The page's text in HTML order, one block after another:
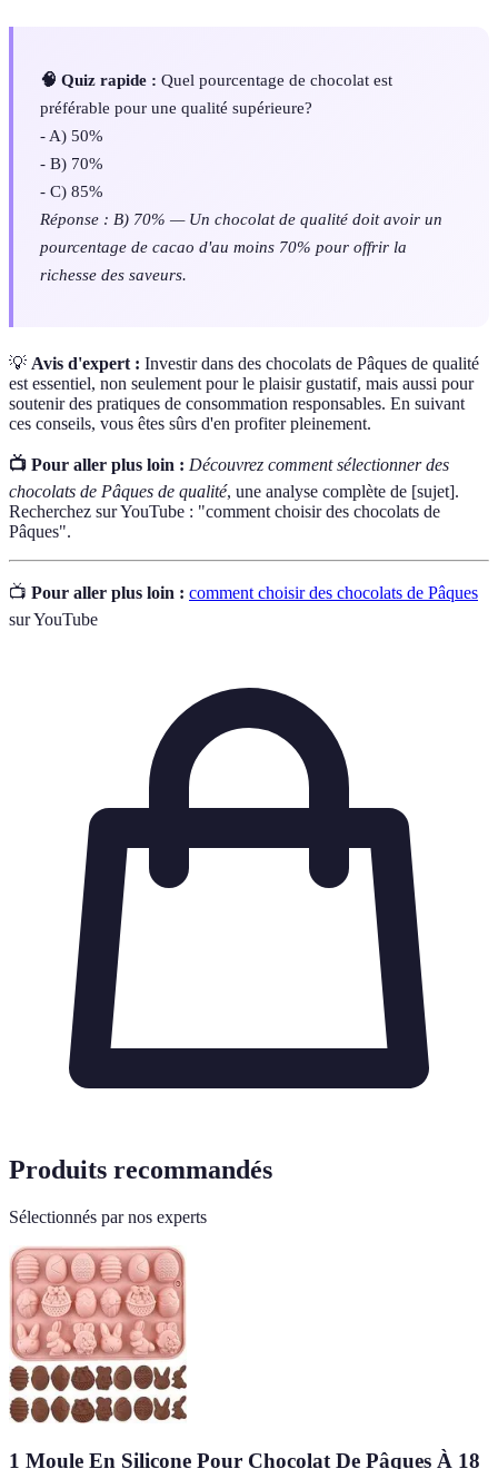
🧠 Quiz rapide : Quel pourcentage de chocolat est
préférable pour une qualité supérieure?
- A) 50%
- B) 70%
- C) 85%
Réponse : B) 70% — Un chocolat de qualité doit avoir un
pourcentage de cacao d'au moins 70% pour offrir la
richesse des saveurs.
💡 Avis d'expert : Investir dans des chocolats de Pâques de qualité
est essentiel, non seulement pour le plaisir gustatif, mais aussi pour
soutenir des pratiques de consommation responsables. En suivant
ces conseils, vous êtes sûrs d'en profiter pleinement.
📺 Pour aller plus loin : Découvrez comment sélectionner des
chocolats de Pâques de qualité, une analyse complète de [sujet].
Recherchez sur YouTube : "comment choisir des chocolats de
Pâques".
📺 Pour aller plus loin : comment choisir des chocolats de Pâques
sur YouTube
Produits recommandés
Sélectionnés par nos experts
1 Moule En Silicone Pour Chocolat De Pâques À 18